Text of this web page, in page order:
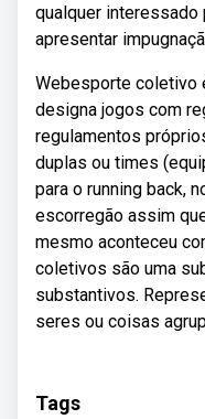
qualquer interessado
apresentar
Webesporte coletivo
designa jogos com
regulamentos
duplas ou times
para o running back,
escorregão assim
mesmo aconteceu
coletivos são uma
substantivos.
seres ou coisas
Tags